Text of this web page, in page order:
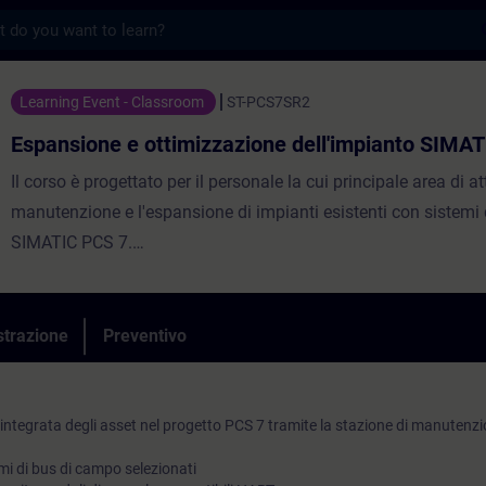
ottimizzazione dell'impianto SIMATIC
Learning Event - Classroom ST-PCS7SR2
Espansione e ottimizzazione dell'impianto
Il corso è progettato per il personale la cui principale area di
manutenzione e l'espansione di impianti esistenti con sistemi
SIMATIC PCS 7.
PDM), nonché all'eliminazione degli errori di configurazione e
funzionale semplice degli impianti esistenti.
Preventivo
degli asset nel progetto PCS 7 tramite la stazione di
di bus di campo selezionati